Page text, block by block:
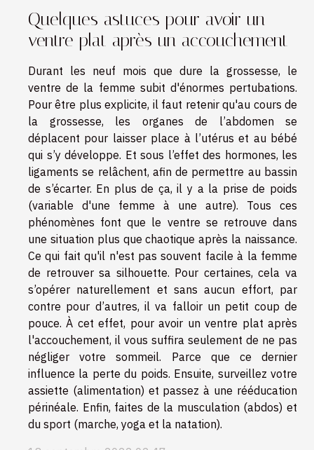
Quelques astuces pour avoir un
ventre plat après un accouchement
Durant les neuf mois que dure la grossesse, le
ventre de la femme subit d'énormes pertubations.
Pour être plus explicite, il faut retenir qu'au cours de
la grossesse, les organes de l’abdomen se
déplacent pour laisser place à l’utérus et au bébé
qui s’y développe. Et sous l’effet des hormones, les
ligaments se relâchent, afin de permettre au bassin
de s’écarter. En plus de ça, il y a la prise de poids
(variable d'une femme à une autre). Tous ces
phénomènes font que le ventre se retrouve dans
une situation plus que chaotique après la naissance.
Ce qui fait qu'il n'est pas souvent facile à la femme
de retrouver sa silhouette. Pour certaines, cela va
s’opérer naturellement et sans aucun effort, par
contre pour d’autres, il va falloir un petit coup de
pouce. À cet effet, pour avoir un ventre plat après
l'accouchement, il vous suffira seulement de ne pas
négliger votre sommeil. Parce que ce dernier
influence la perte du poids. Ensuite, surveillez votre
assiette (alimentation) et passez à une rééducation
périnéale. Enfin, faites de la musculation (abdos) et
du sport (marche, yoga et la natation).